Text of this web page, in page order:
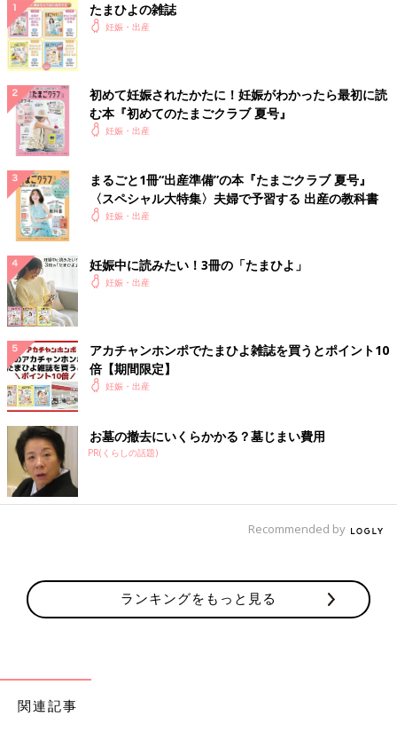
【八】を使った赤ちゃんの名前例
【八】を使った女の子の名前例
八重（やえ）
【八】を使った男の子の名前例
八尋（やひろ）
八紘（やひろ）
八雲（やくも）
※2025年に施行された改正戸籍法により、漢字本来の読みにはな
い”当て字”を使用する場合、自治体によっては受理されないこと
もあります。
出生届を提出する際、上記に留意して名前を考えましょう。
※この記事には、たまひよ読者の名づけ過去例として、”当て
字”を使用した名前も取り扱っています。
たまひよの名前事典
名づけの基礎知識はもちろん、「音」「画数」「漢字」「イメー
たまひよの雑誌
妊娠・出産
初めて妊娠されたかたに！妊娠がわかったら最初に読
む本『初めてのたまごクラブ 夏号』
妊娠・出産
まるごと1冊“出産準備”の本『たまごクラブ 夏号』
〈スペシャル大特集〉夫婦で予習する 出産の教科書
妊娠・出産
妊娠中に読みたい！3冊の「たまひよ」
妊娠・出産
アカチャンホンポでたまひよ雑誌を買うとポイント10
倍【期間限定】
妊娠・出産
お墓の撤去にいくらかかる？墓じまい費用
PR(くらしの話題)
Recommended by
ランキングをもっと見る
関連記事